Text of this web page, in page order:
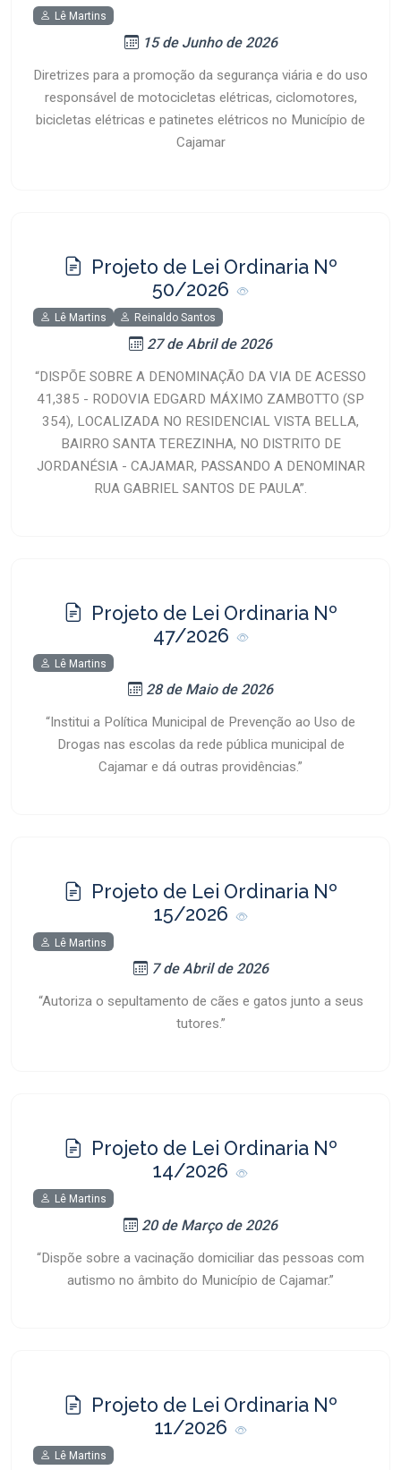
Lê Martins
15 de Junho de 2026
Diretrizes para a promoção da segurança viária e do uso
responsável de motocicletas elétricas, ciclomotores,
bicicletas elétricas e patinetes elétricos no Município de
Cajamar
Projeto de Lei Ordinaria Nº
50/2026
Lê Martins Reinaldo Santos
27 de Abril de 2026
“DISPÕE SOBRE A DENOMINAÇÃO DA VIA DE ACESSO
41,385 - RODOVIA EDGARD MÁXIMO ZAMBOTTO (SP
354), LOCALIZADA NO RESIDENCIAL VISTA BELLA,
BAIRRO SANTA TEREZINHA, NO DISTRITO DE
JORDANÉSIA - CAJAMAR, PASSANDO A DENOMINAR
RUA GABRIEL SANTOS DE PAULA”.
Projeto de Lei Ordinaria Nº
47/2026
Lê Martins
28 de Maio de 2026
“Institui a Política Municipal de Prevenção ao Uso de
Drogas nas escolas da rede pública municipal de
Cajamar e dá outras providências.”
Projeto de Lei Ordinaria Nº
15/2026
Lê Martins
7 de Abril de 2026
“Autoriza o sepultamento de cães e gatos junto a seus
tutores.”
Projeto de Lei Ordinaria Nº
14/2026
Lê Martins
20 de Março de 2026
“Dispõe sobre a vacinação domiciliar das pessoas com
autismo no âmbito do Município de Cajamar.”
Projeto de Lei Ordinaria Nº
11/2026
Lê Martins